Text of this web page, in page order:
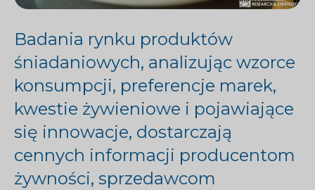
Badania rynku produktów
śniadaniowych, analizując wzorce
konsumpcji, preferencje marek,
kwestie żywieniowe i pojawiające
się innowacje, dostarczają
cennych informacji producentom
żywności, sprzedawcom